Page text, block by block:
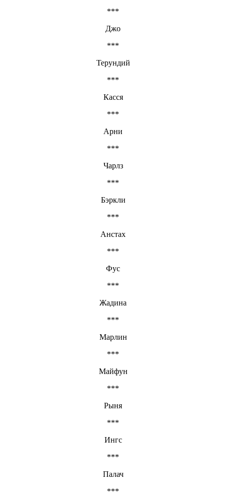
***
Джо
***
Терундий
***
Касся
***
Арни
***
Чарлз
***
Бэркли
***
Анстах
***
Фус
***
Жадина
***
Марлин
***
Майфун
***
Рыня
***
Ингс
***
Палач